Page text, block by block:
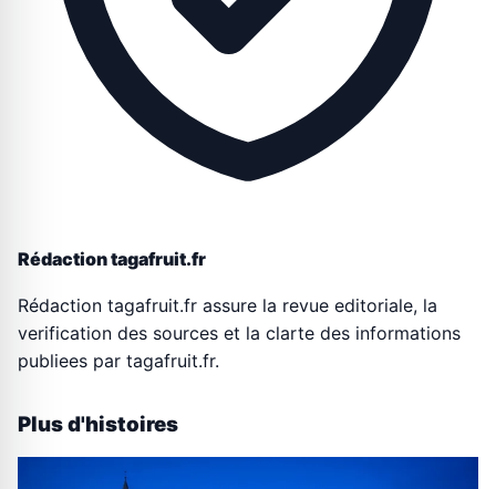
Rédaction tagafruit.fr
Rédaction tagafruit.fr assure la revue editoriale, la
verification des sources et la clarte des informations
publiees par tagafruit.fr.
Plus d'histoires